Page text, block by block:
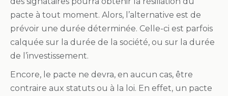
pacte à tout moment. Alors, l’alternative est de
prévoir une durée déterminée. Celle-ci est parfois
calquée sur la durée de la société, ou sur la durée
de l’investissement.
Encore, le pacte ne devra, en aucun cas, être
contraire aux statuts ou à la loi. En effet, un pacte